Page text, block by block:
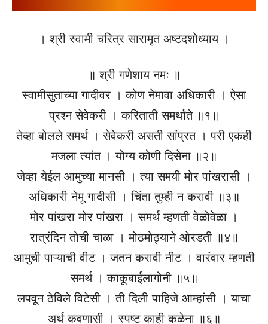
। श्री स्वामी चरित्र सारामृत अष्टदशोध्याय ।
॥ श्री गणेशाय नमः ॥
स्वामीसुताच्या गादीवर । कोण नेमावा अधिकारी । ऐसा
प्रश्न सेवेकरी । करिताती समर्थांते ॥१॥
तेव्हा बोलले समर्थ । सेवेकरी असती सांप्रत । परी एकही
मजला त्यांत । योग्य कोणी दिसेना ॥२॥
जेव्हा येईल आमुच्या मानसी । त्या समयी मोर पांखरासी ।
अधिकारी नेमू गादीसी । चिंता तुम्ही न करावी ॥३॥
मोर पांखरा मोर पांखरा । समर्थ म्हणती वेळोवेळा ।
रात्रंदिन तोची चाळा । मोठमोठ्याने ओरडती ॥४॥
आमुची पाऱ्याची वीट । जतन करावी नीट । वारंवार म्हणती
समर्थ । काकूबाईलागोनी ॥५॥
लपवून ठेविले विटेसी । ती दिली पाहिजे आम्हांसी । याचा
अर्थ कवणासी । स्पष्ट काही कळेना ॥६॥